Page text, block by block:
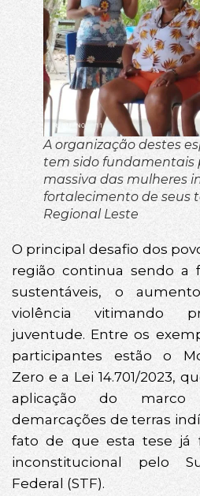
A organização destes
tem sido fundamentais
massiva das mulheres
fortalecimento de seus
Regional Leste
O principal desafio dos
região continua sendo a
sustentáveis, o
violência vitimando
juventude. Entre os
participantes estão o
Zero e a Lei 14.701/2023,
aplicação do marco
demarcações de terras
fato de que esta tese já
inconstitucional pelo
Federal (STF).